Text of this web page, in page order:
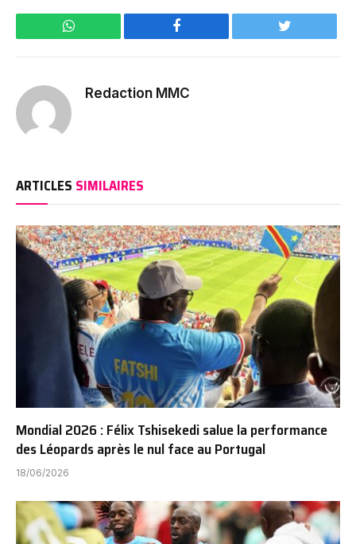
WhatsApp Facebook Twitter
Redaction MMC
ARTICLES SIMILAIRES
Mondial 2026 : Félix Tshisekedi salue la performance
des Léopards après le nul face au Portugal
18/06/2026